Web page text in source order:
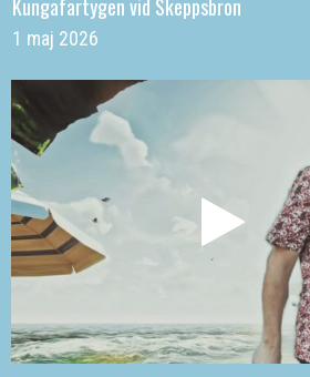
Kungafartygen vid Skeppsbron
1 maj 2026